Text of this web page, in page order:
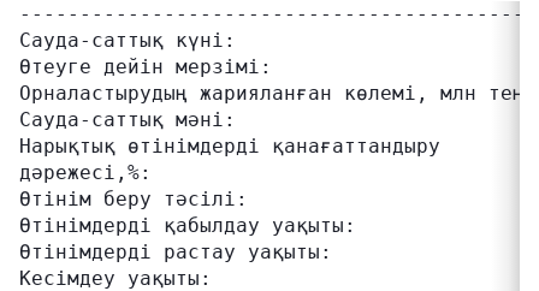
Сауда-саттық күні:
Өтеуге дейін мерзімі:
Орналастырудың жарияланған көлемі, млн
Сауда-саттық мәні:
Нарықтық өтінімдерді қанағаттандыру
дәрежесі,%:
Өтінім беру тәсілі:
Өтінімдерді қабылдау уақыты:
Өтінімдерді растау уақыты:
Кесімдеу уақыты: